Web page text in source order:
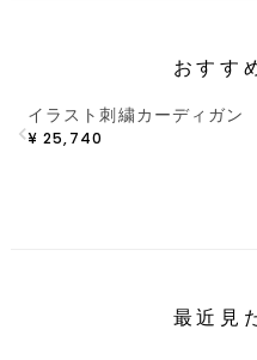
おすす
イラスト刺繍カーディガン
¥ 25,740
最近見